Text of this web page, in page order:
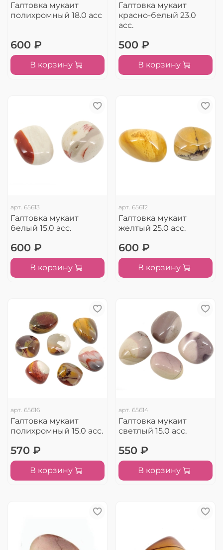
Галтовка мукаит
полихромный 18.0 асс
600 ₽
В корзину
Галтовка мукаит
красно-белый 23.0
асс.
500 ₽
В корзину
арт. 65613
Галтовка мукаит
белый 15.0 асс.
600 ₽
В корзину
арт. 65612
Галтовка мукаит
желтый 25.0 асс.
600 ₽
В корзину
арт. 65616
Галтовка мукаит
полихромный 15.0 асс.
570 ₽
В корзину
арт. 65614
Галтовка мукаит
светлый 15.0 асс.
550 ₽
В корзину